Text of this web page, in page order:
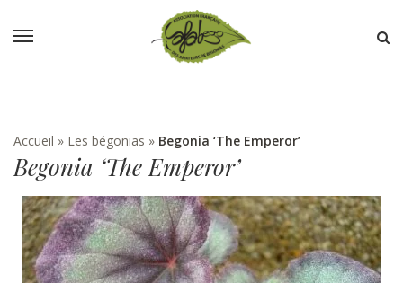
Accueil » Les bégonias » Begonia ‘The Emperor’
Begonia ‘The Emperor’